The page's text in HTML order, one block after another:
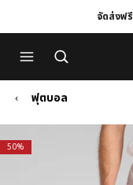
to
Main
content
to
Footer
Content
จัดส่งฟรี
ฟุตบอล
50%